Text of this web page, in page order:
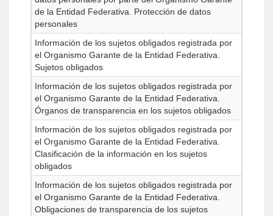
de la Entidad Federativa. Protección de datos
personales
Información de los sujetos obligados registrada por
el Organismo Garante de la Entidad Federativa.
Sujetos obligados
Información de los sujetos obligados registrada por
el Organismo Garante de la Entidad Federativa.
Órganos de transparencia en los sujetos obligados
Información de los sujetos obligados registrada por
el Organismo Garante de la Entidad Federativa.
Clasificación de la información en los sujetos
obligados
Información de los sujetos obligados registrada por
el Organismo Garante de la Entidad Federativa.
Obligaciones de transparencia de los sujetos